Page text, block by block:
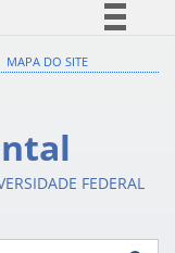
à informação
MAPA DO SITE
FEDERAL